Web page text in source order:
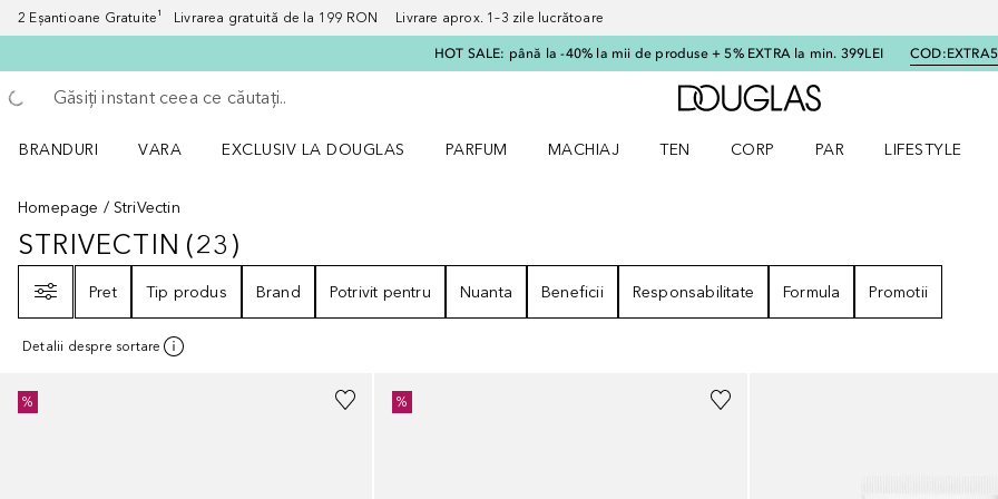
2 Eșantioane Gratuite¹ Livrarea gratuită de la 199 RON Livrare aprox. 1–3 zile lucrătoare
HOT SALE: până la -40% la mii de produse + 5% EXTRA la min. 399LEI COD:
Înapoi
Executați căutarea
Către pagina principală
BRANDURI
VARA
EXCLUSIV LA DOUGLAS
PARFUM
MACHIAJ
TEN
CORP
PAR
LIFESTYLE
Homepage StriVectin
STRIVECTIN23REZULTATE
STRIVECTIN (23 )
Pret
Tip produs Brand Potrivit pentru Nuanta Beneficii Responsabilitate Formula Promotii
Detalii despre sortare
% %